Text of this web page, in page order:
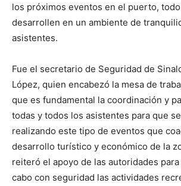
los próximos eventos en el puerto,
desarrollen en un ambiente de
asistentes.
Fue el secretario de Seguridad de
López, quien encabezó la mesa de
que es fundamental la coordinación y
todas y todos los asistentes para que
realizando este tipo de eventos que
desarrollo turístico y económico de la
reiteró el apoyo de las autoridades
cabo con seguridad las actividades